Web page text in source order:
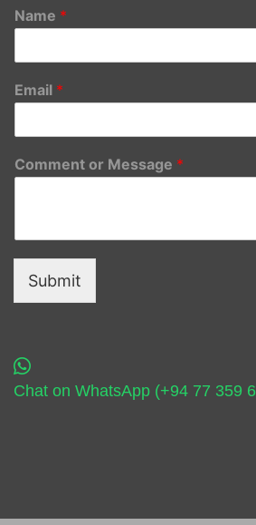
Name *
Email *
Comment or Message *
Submit
Chat on WhatsApp (+94 77 359